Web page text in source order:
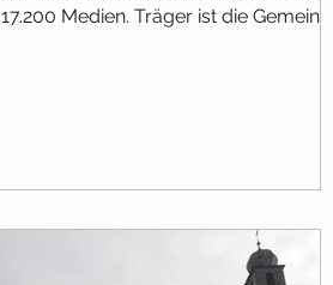
17.200 Medien. Träger ist die Gemeinde